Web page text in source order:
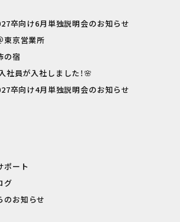
卒向け6月単独説明会のお知らせ
東京営業所
の宿
員が入社しました！🌸
卒向け4月単独説明会のお知らせ
ポート
グ
のお知らせ